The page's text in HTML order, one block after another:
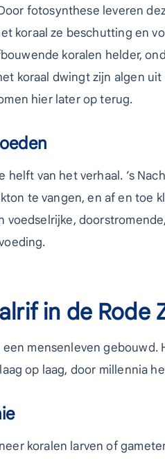
fotosynthese leveren
koraal ze beschutting en
koralen helder,
koraal dwingt zijn algen
hier later op terug.
helft van het verhaal. ’s
te vangen, en af en toe
voedselrijke,
in de Rode
mensenleven gebouwd.
op laag, door millennia
koralen larven of